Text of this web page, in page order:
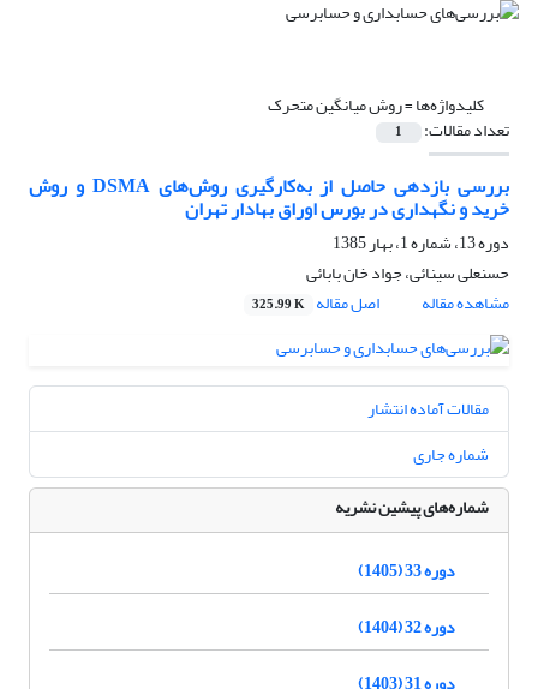
کلیدواژه‌ها =روش میانگین متحرک
تعداد مقالات: 1
بررسی بازدهی حاصل از به‌کارگیری روش‌های DSMA و روش
خرید و نگهداری در بورس اوراق بهادار تهران
دوره 13، شماره 1، بهار 1385
حسنعلی سینائی، جواد خان بابائی
مشاهده مقاله
اصل مقاله 325.99 K
مقالات آماده انتشار
شماره جاری
شماره‌های پیشین نشریه
دوره 33 (1405)
دوره 32 (1404)